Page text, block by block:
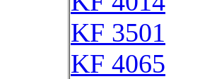
KF 3501
KF 4065